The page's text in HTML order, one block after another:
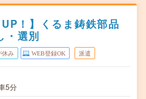
！】くるま鋳鉄部品
・選別
休み WEB登録OK 派遣
5分